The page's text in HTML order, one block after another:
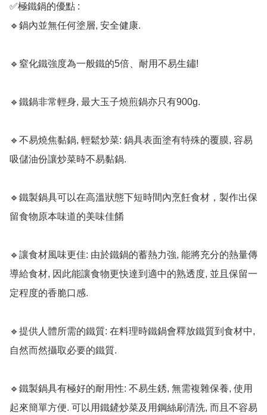
✅極鐵鍋的優點 :
🔹鍋內並無任何塗層, 安全健康.
🔹窒化鐵強度為一般鐵的5倍、耐用不易生鏽!
🔹鐵鍋非常輕身, 最大玉子燒煎鍋亦只有900g.
🔹不易燒焦黏鍋, 輕鬆炒菜: 鍋具表面塗有特殊的覆膜, 容易
吸儲油份讓炒菜時不易黏鍋.
🔹鐵製鍋具可以在高溫狀態下短時間內烹飪食材，製作出保
留食物原本味道的美味佳餚
🔹讓食材風味更佳: 由於鐵鍋的蓄熱力強, 能將充分的熱量傳
導給食材, 因此能讓食物更快達到適中的熟透度, 並且保留一
定程度的香脆口感.
🔹提供人體所需的鐵質: 在料理時鐵鍋會釋放鐵質到食材中,
自然而然攝取必要的鐵質.
🔹鐵製鍋具有極好的耐用性: 不易生銹, 無需複雜保養, 使用
起來簡單方便. 可以用鐵鏟炒菜及用鋼絲刷清洗, 而且不容易